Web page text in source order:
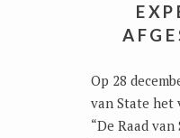
Op 28
van State het
“De Raad